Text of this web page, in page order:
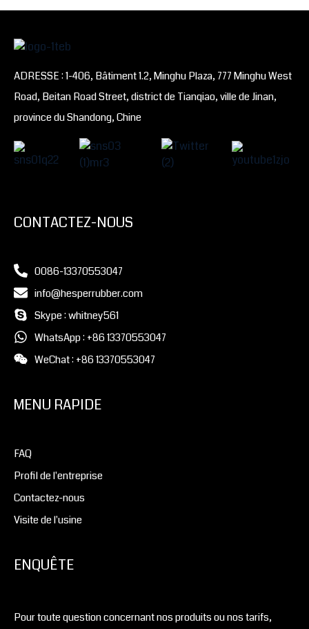
ADRESSE : 1-406, Bâtiment 1.2, Minghu Plaza, 777 Minghu West
Road, Beitan Road Street, district de Tianqiao, ville de Jinan,
province du Shandong, Chine
CONTACTEZ-NOUS
0086-13370553047
info@hesperrubber.com
Skype : whitney561
WhatsApp : +86 13370553047
WeChat : +86 13370553047
MENU RAPIDE
FAQ
Profil de l'entreprise
Contactez-nous
Visite de l'usine
ENQUÊTE
Pour toute question concernant nos produits ou nos tarifs,